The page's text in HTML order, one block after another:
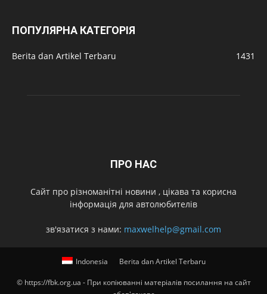
ПОПУЛЯРНА КАТЕГОРІЯ
Berita dan Artikel Terbaru 1431
ПРО НАС
Cайт про різноманітні новини , цікава та корисна
інформація для автолюбителів
зв'язатися з нами: maxwelhelp@gmail.com
Indonesia Berita dan Artikel Terbaru
© https://fbk.org.ua - При копіюванні матеріалів посилання на сайт